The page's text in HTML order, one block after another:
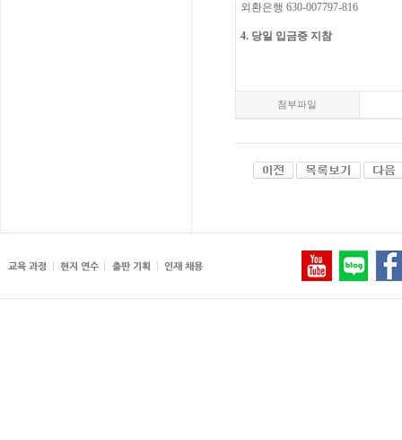
외환은행 630-007797-816
4. 당일 입금증 지참
첨부파일